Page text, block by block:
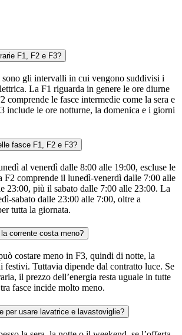
F1, F2 e F3?
sono gli intervalli in cui vengono suddivisi i
La F1 riguarda in genere le ore diurne
comprende le fasce intermedie come la sera e
include le ore notturne, la domenica e i giorni
fasce F1, F2 e F3?
al venerdì dalle 8:00 alle 19:00, escluse le
F2 comprende il lunedì-venerdì dalle 7:00 alle
23:00, più il sabato dalle 7:00 alle 23:00. La
sabato dalle 23:00 alle 7:00, oltre a
tutta la giornata.
corrente costa meno?
costare meno in F3, quindi di notte, la
festivi. Tuttavia dipende dal contratto luce. Se
il prezzo dell’energia resta uguale in tutte
fasce incide molto meno.
per usare lavatrice e lavastoviglie?